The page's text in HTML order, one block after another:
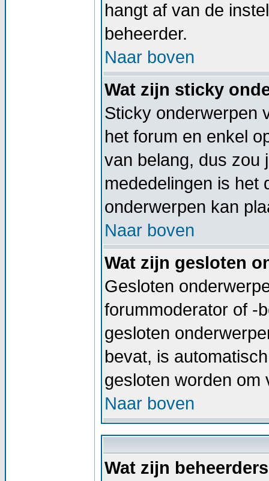
hangt af van de
beheerder.
Naar boven
Wat zijn sticky
Sticky onderwerpen
het forum en enkel
van belang, dus zou
mededelingen is het
onderwerpen kan
Naar boven
Wat zijn gesloten
Gesloten
forummoderator of -
gesloten
bevat, is
gesloten worden om
Naar boven
Wat zijn